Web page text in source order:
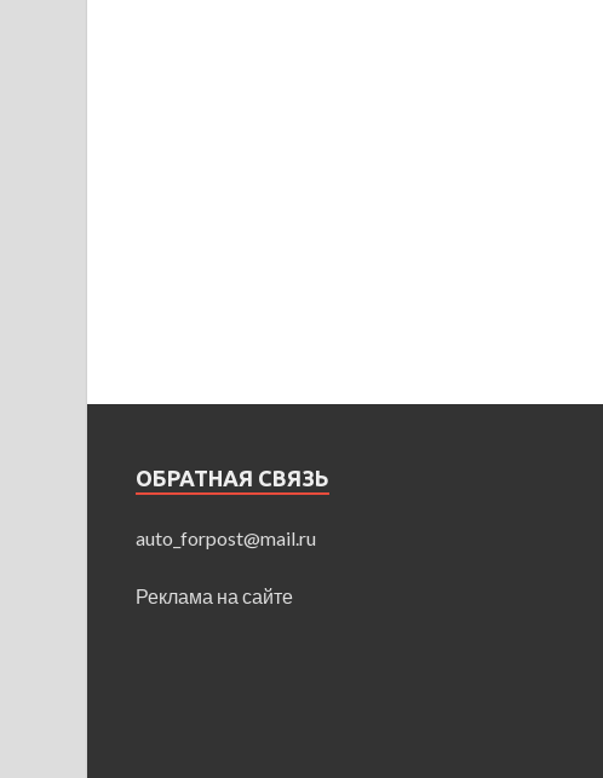
ОБРАТНАЯ СВЯЗЬ
auto_forpost@mail.ru
Реклама на сайте